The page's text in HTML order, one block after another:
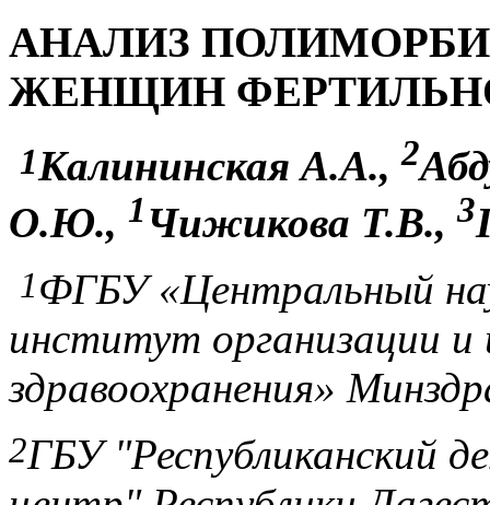
АНАЛИЗ
ЖЕНЩИН
1Калининская А.А.,2
О.Ю., 1Чижикова Т.В.,3
1ФГБУ «Центральный
институт организации
здравоохранения»
2ГБУ "Республиканский